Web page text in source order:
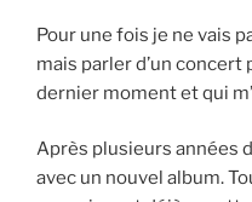
Pour une fois je ne vais
mais parler d’un concert
dernier moment et qui
Après plusieurs années
avec un nouvel album.